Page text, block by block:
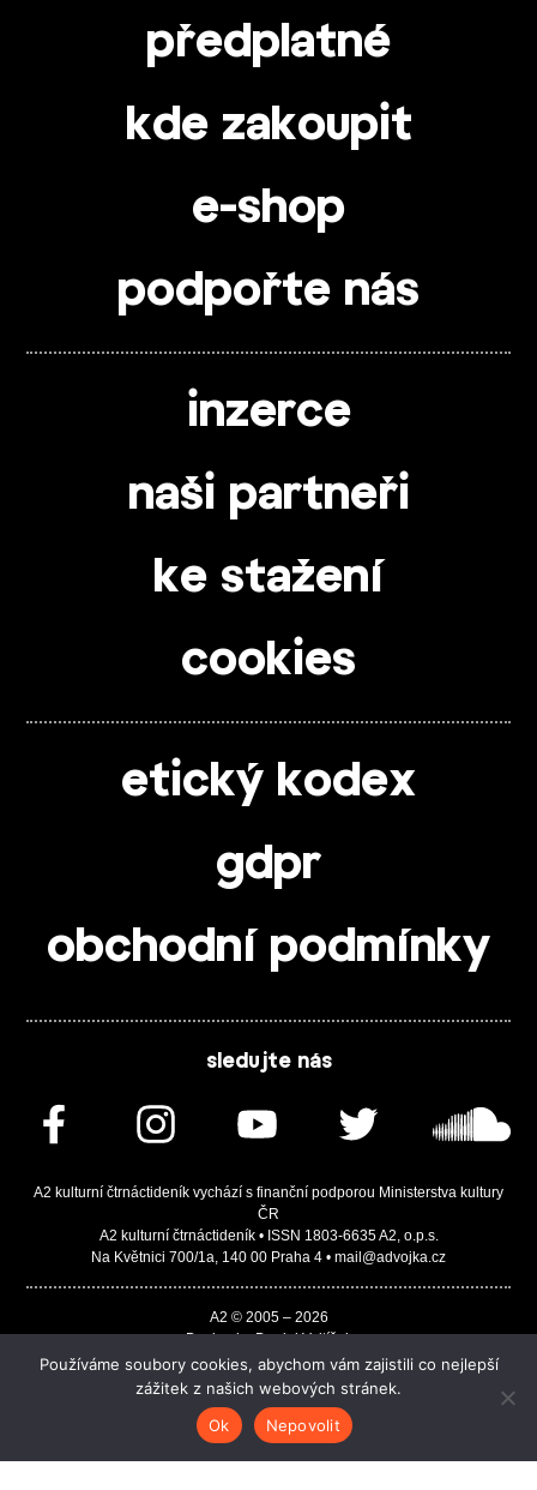
předplatné
kde zakoupit
e-shop
podpořte nás
inzerce
naši partneři
ke stažení
cookies
etický kodex
gdpr
obchodní podmínky
sledujte nás
A2 kulturní čtrnáctideník vychází s finanční podporou Ministerstva kultury
ČR
A2 kulturní čtrnáctideník • ISSN 1803-6635 A2, o.p.s.
Na Květnici 700/1a, 140 00 Praha 4 • mail@advojka.cz
A2 © 2005 – 2026
Design by Daniel Vojtíšek
Built by JASA-IT & ChSoft
Používáme soubory cookies, abychom vám zajistili co nejlepší
zážitek z našich webových stránek.
Ok
Nepovolit